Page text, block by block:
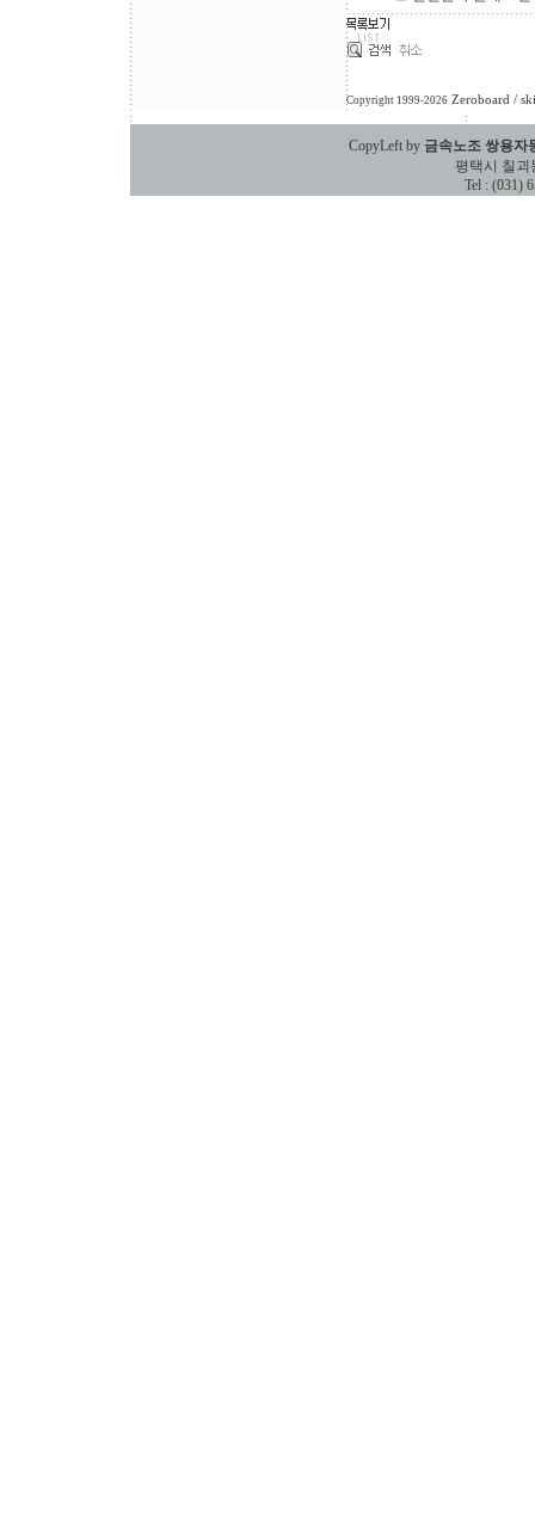
Copyright 1999-2026 Zeroboard /
CopyLeft by 금속노조 쌍용자
평택시 칠괴동
Tel : (031)